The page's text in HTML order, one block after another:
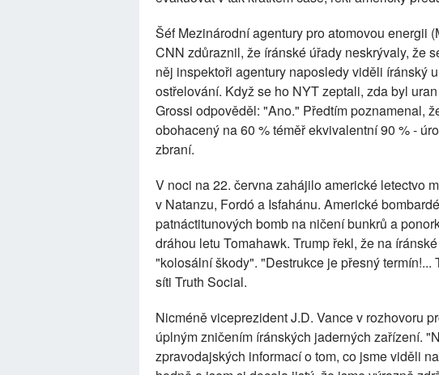
Šéf Mezinárodní agentury pro atomovou energii
CNN zdůraznil, že íránské úřady neskrývaly, že
něj inspektoři agentury naposledy viděli íránský
ostřelování. Když se ho NYT zeptali, zda byl
Grossi odpověděl: "Ano." Předtím poznamenal,
obohacený na 60 % téměř ekvivalentní 90 % -
zbraní.
V noci na 22. června zahájilo americké letectvo
v Natanzu, Fordó a Isfahánu. Americké
patnáctitunových bomb na ničení bunkrů a
dráhou letu Tomahawk. Trump řekl, že na
"kolosální škody". "Destrukce je přesný
síti Truth Social.
Nicméně viceprezident J.D. Vance v rozhovoru
úplným zničením íránských jaderných zařízení.
zpravodajských informací o tom, co jsme viděli